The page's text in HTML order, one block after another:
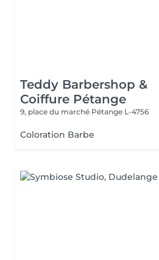
Teddy Barbershop &
Coiffure Pétange
9, place du marché Pétange L-4756
Coloration Barbe